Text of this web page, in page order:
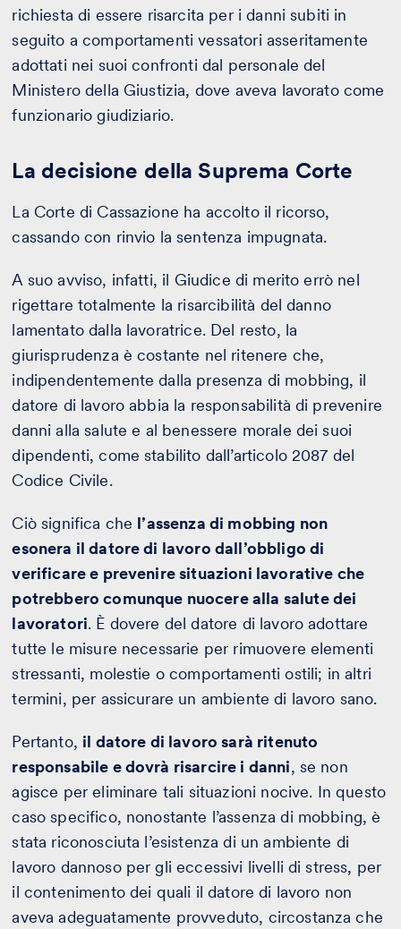
richiesta di essere risarcita per i danni subiti in
seguito a comportamenti vessatori asseritamente
adottati nei suoi confronti dal personale del
Ministero della Giustizia, dove aveva lavorato come
funzionario giudiziario.
La decisione della Suprema Corte
La Corte di Cassazione ha accolto il ricorso,
cassando con rinvio la sentenza impugnata.
A suo avviso, infatti, il Giudice di merito errò nel
rigettare totalmente la risarcibilità del danno
lamentato dalla lavoratrice. Del resto, la
giurisprudenza è costante nel ritenere che,
indipendentemente dalla presenza di mobbing, il
datore di lavoro abbia la responsabilità di prevenire
danni alla salute e al benessere morale dei suoi
dipendenti, come stabilito dall’articolo 2087 del
Codice Civile.
Ciò significa che l’assenza di mobbing non
esonera il datore di lavoro dall’obbligo di
verificare e prevenire situazioni lavorative che
potrebbero comunque nuocere alla salute dei
lavoratori. È dovere del datore di lavoro adottare
tutte le misure necessarie per rimuovere elementi
stressanti, molestie o comportamenti ostili; in altri
termini, per assicurare un ambiente di lavoro sano.
Pertanto, il datore di lavoro sarà ritenuto
responsabile e dovrà risarcire i danni, se non
agisce per eliminare tali situazioni nocive. In questo
caso specifico, nonostante l’assenza di mobbing, è
stata riconosciuta l’esistenza di un ambiente di
lavoro dannoso per gli eccessivi livelli di stress, per
il contenimento dei quali il datore di lavoro non
aveva adeguatamente provveduto, circostanza che